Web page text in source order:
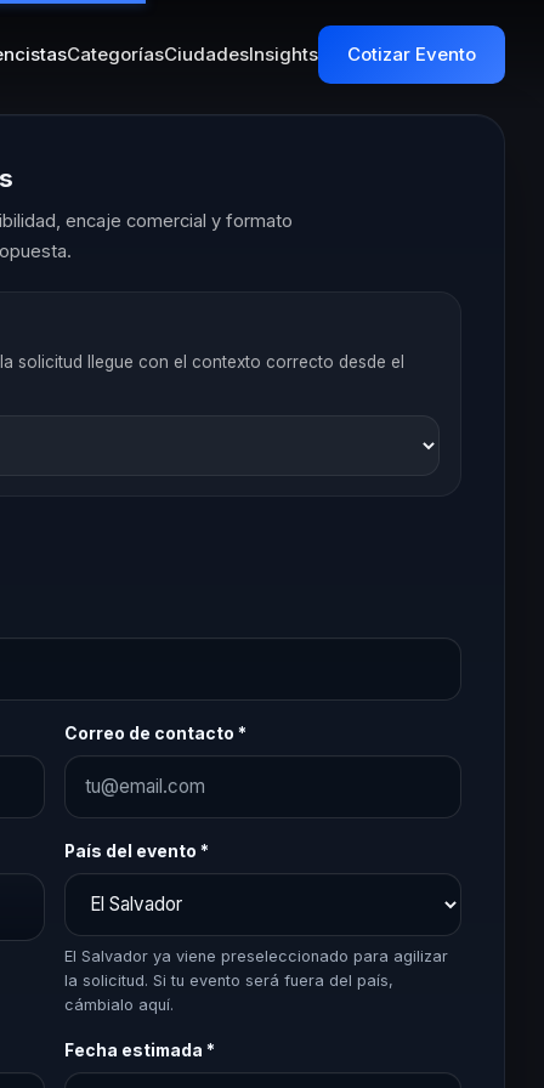
CategoríasCiudadesInsights Cotizar Evento
encaje comercial y formato
solicitud llegue con el contexto correcto desde el
Correo de contacto *
País del evento *
El Salvador ya viene preseleccionado para agilizar
la solicitud. Si tu evento será fuera del país,
cámbialo aquí.
Fecha estimada *